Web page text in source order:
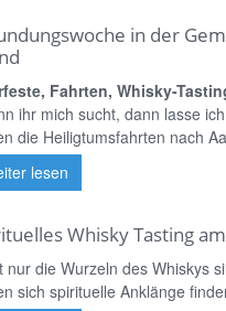
in der
Fahrten, Whisky-
ihr mich sucht, dann lasse
die Heiligtumsfahrten nach
lesen
Whisky Tasting
nur die Wurzeln des Whiskys
sich spirituelle Anklänge